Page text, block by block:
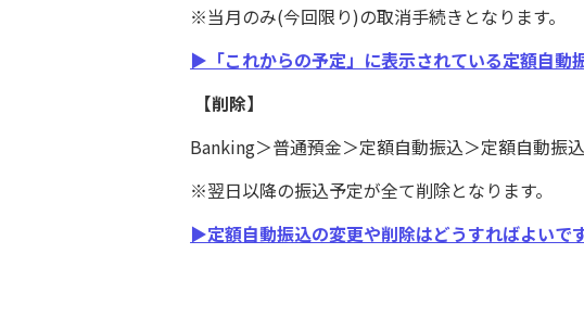
※当月のみ(今回限り)の取消手続きとなります。
▶「これからの予定」に表示されている定額自動
【削除】
Banking＞普通預金＞定額自動振込＞定額自動振
※翌日以降の振込予定が全て削除となります。
▶定額自動振込の変更や削除はどうすればよいで